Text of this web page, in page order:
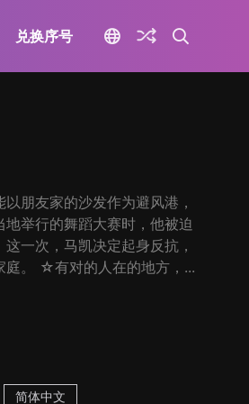
兑换序号
朋友家的沙发作为避风港，
举行的舞蹈大赛时，他被迫
一次，马凯决定起身反抗，
庭。 ☆有对的人在的地方，...
简体中文